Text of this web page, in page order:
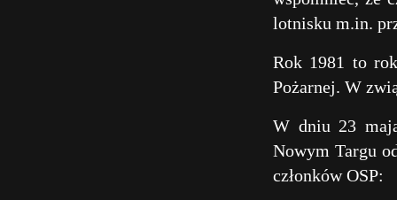
lotnisku m.in.
Rok 1981 to
Pożarnej. W
W dniu 23
Nowym Targu
członków OSP: